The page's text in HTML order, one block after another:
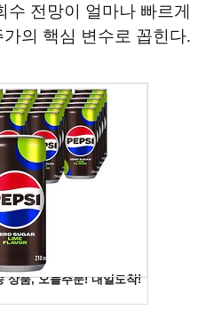
수 전망이 얼마나 빠르게
의 핵심 변수로 꼽힌다.